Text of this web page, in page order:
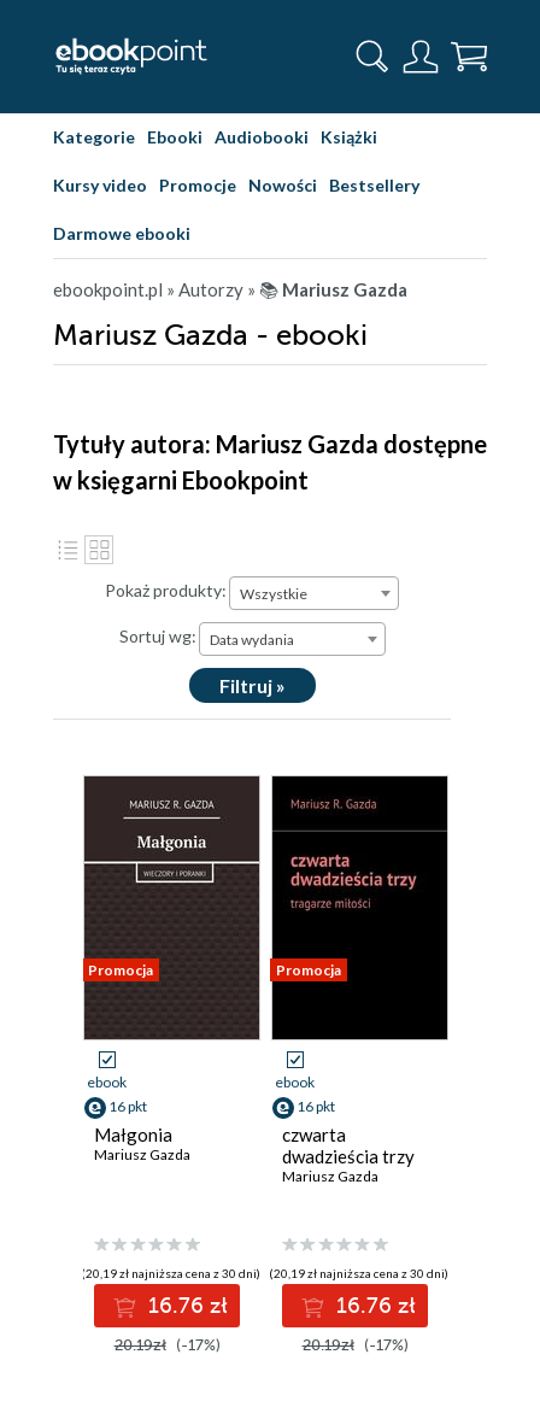
Kategorie Ebooki Audiobooki Książki
Kursy video Promocje Nowości Bestsellery
Darmowe ebooki
ebookpoint.pl » Autorzy » 📚 Mariusz Gazda
Mariusz Gazda - ebooki
Tytuły autora: Mariusz Gazda dostępne
w księgarni Ebookpoint
Pokaż produkty: Wszystkie
Sortuj wg: Data wydania
Filtruj »
Promocja
ebook
16 pkt
Małgonia
Mariusz Gazda
(20,19 zł najniższa cena z 30 dni)
16.76 zł
20.19zł (-17%)
Promocja
ebook
16 pkt
czwarta
dwadzieścia trzy
Mariusz Gazda
(20,19 zł najniższa cena z 30 dni)
16.76 zł
20.19zł (-17%)